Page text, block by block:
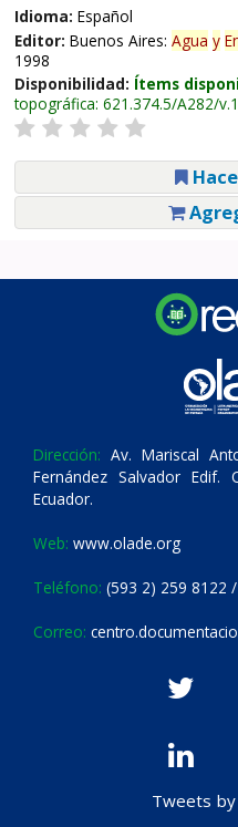
Idioma: Español
Editor: Buenos Aires: Agua y
1998
Disponibilidad: Ítems
topográfica: 621.374.5/A282/v.1
Dirección: Av. Mariscal
Fernández Salvador
Ecuador.
Web: www.olade.org
Teléfono: (593 2) 259 8122
Correo:
Tweets